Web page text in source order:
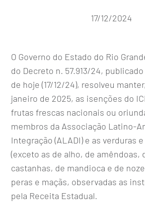
17/12/2024
O Governo do Estado do Rio
do Decreto n. 57.913/24,
de hoje (17/12/24), resolveu
janeiro de 2025, as isenções do
frutas frescas nacionais ou
membros da Associação Latino-
Integração (ALADI) e as verduras
(exceto as de alho, de amêndoas,
castanhas, de mandioca e de
peras e maçãs, observadas as
pela Receita Estadual.